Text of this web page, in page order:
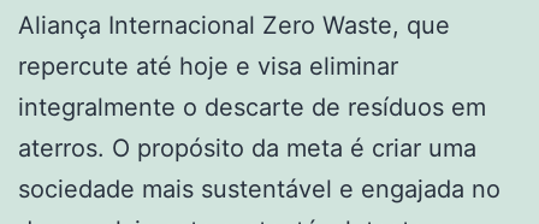
Aliança Internacional Zero Waste, que
repercute até hoje e visa eliminar
integralmente o descarte de resíduos em
aterros. O propósito da meta é criar uma
sociedade mais sustentável e engajada no